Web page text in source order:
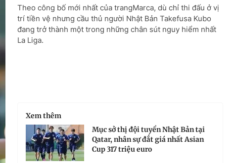
Theo công bố mới nhất của trangMarca, dù chỉ thi đấu ở vị
trí tiền vệ nhưng cầu thủ người Nhật Bản Takefusa Kubo
đang trở thành một trong những chân sút nguy hiểm nhất
La Liga.
Xem thêm
Mục sở thị đội tuyển Nhật Bản tại
Qatar, nhân sự đắt giá nhất Asian
Cup 317 triệu euro